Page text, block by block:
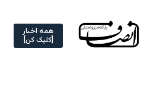
content
همه اخبار
[کلیک کن]